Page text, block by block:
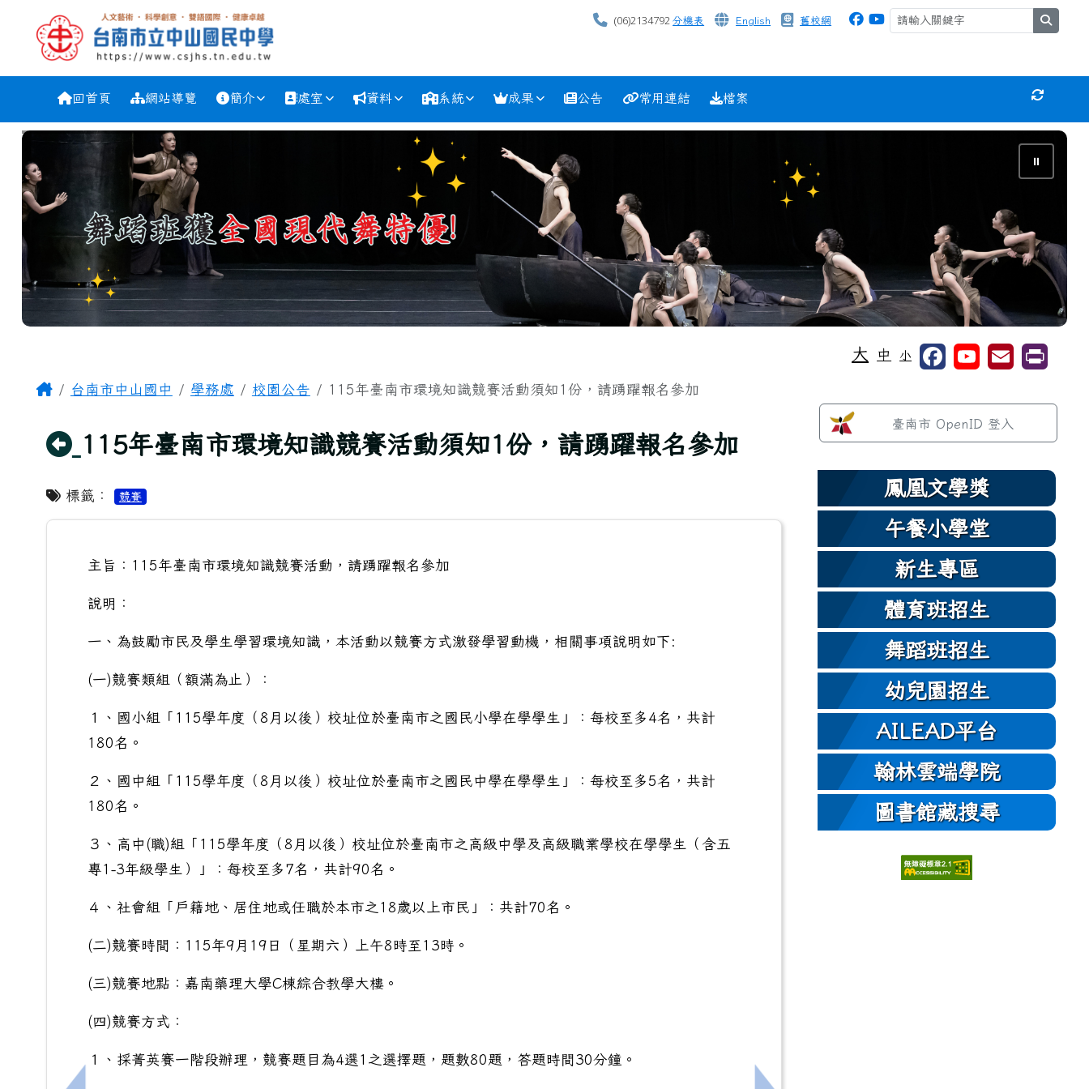
台南市中山國中 (06)2134792分機表 English 舊校網
導覽列回首頁 網站導覽 簡介 處室 資料 系統 成果 公告 常用連結 檔案 重新取得
⏸
大 中 小
主內容區域
Home台南市中山國中 學務處 校園公告 115年臺南市環境知識競賽活動須知1份，請踴躍報名參加
回上頁
115年臺南市環境知識競賽活動須知1份，請踴躍報名參加
標籤： 競賽
主旨：115年臺南市環境知識競賽活動，請踴躍報名參加
說明：
一、為鼓勵市民及學生學習環境知識，本活動以競賽方式激發學習動機，相關事項說明如下:
(一)競賽類組（額滿為止）：
１、國小組「115學年度（8月以後）校址位於臺南市之國民小學在學學生」：每校至多4名，共計
180名。
２、國中組「115學年度（8月以後）校址位於臺南市之國民中學在學學生」：每校至多5名，共計
180名。
３、高中(職)組「115學年度（8月以後）校址位於臺南市之高級中學及高級職業學校在學學生（含五
專1-3年級學生）」：每校至多7名，共計90名。
４、社會組「戶籍地、居住地或任職於本市之18歲以上市民」：共計70名。
(二)競賽時間：115年9月19日（星期六）上午8時至13時。
(三)競賽地點：嘉南藥理大學C棟綜合教學大樓。
(四)競賽方式：
１、採菁英賽一階段辦理，競賽題目為4選1之選擇題，題數80題，答題時間30分鐘。
左邊區域內容
臺南市 OpenID 登入
鳳凰文學獎
午餐小學堂
新生專區
體育班招生
舞蹈班招生
幼兒園招生
AILEAD平台
翰林雲端學院
圖書館藏搜尋
頁尾區域